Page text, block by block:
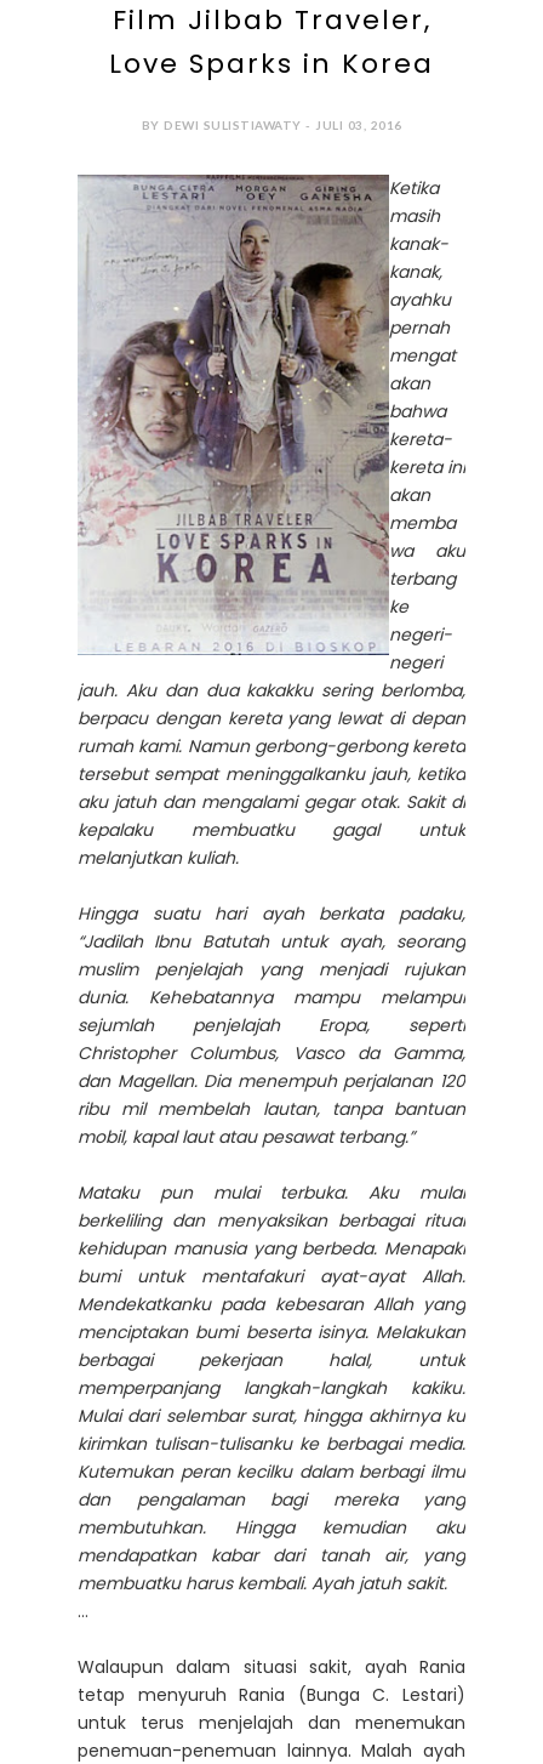
Film Jilbab Traveler,
Love Sparks in Korea
BY DEWI SULISTIAWATY - JULI 03, 2016
Ketika
masih
kanak-
kanak,
ayahku
pernah
mengat
akan
bahwa
kereta-
kereta ini
akan
memba
wa aku
terbang
ke
negeri-
negeri
jauh. Aku dan dua kakakku sering berlomba,
berpacu dengan kereta yang lewat di depan
rumah kami. Namun gerbong-gerbong kereta
tersebut sempat meninggalkanku jauh, ketika
aku jatuh dan mengalami gegar otak. Sakit di
kepalaku membuatku gagal untuk
melanjutkan kuliah.
Hingga suatu hari ayah berkata padaku,
“Jadilah Ibnu Batutah untuk ayah, seorang
muslim penjelajah yang menjadi rujukan
dunia. Kehebatannya mampu melampui
sejumlah penjelajah Eropa, seperti
Christopher Columbus, Vasco da Gamma,
dan Magellan. Dia menempuh perjalanan 120
ribu mil membelah lautan, tanpa bantuan
mobil, kapal laut atau pesawat terbang.”
Mataku pun mulai terbuka. Aku mulai
berkeliling dan menyaksikan berbagai ritual
kehidupan manusia yang berbeda. Menapaki
bumi untuk mentafakuri ayat-ayat Allah.
Mendekatkanku pada kebesaran Allah yang
menciptakan bumi beserta isinya. Melakukan
berbagai pekerjaan halal, untuk
memperpanjang langkah-langkah kakiku.
Mulai dari selembar surat, hingga akhirnya ku
kirimkan tulisan-tulisanku ke berbagai media.
Kutemukan peran kecilku dalam berbagi ilmu
dan pengalaman bagi mereka yang
membutuhkan. Hingga kemudian aku
mendapatkan kabar dari tanah air, yang
membuatku harus kembali. Ayah jatuh sakit.
…
Walaupun dalam situasi sakit, ayah Rania
tetap menyuruh Rania (Bunga C. Lestari)
untuk terus menjelajah dan menemukan
penemuan-penemuan lainnya. Malah ayah